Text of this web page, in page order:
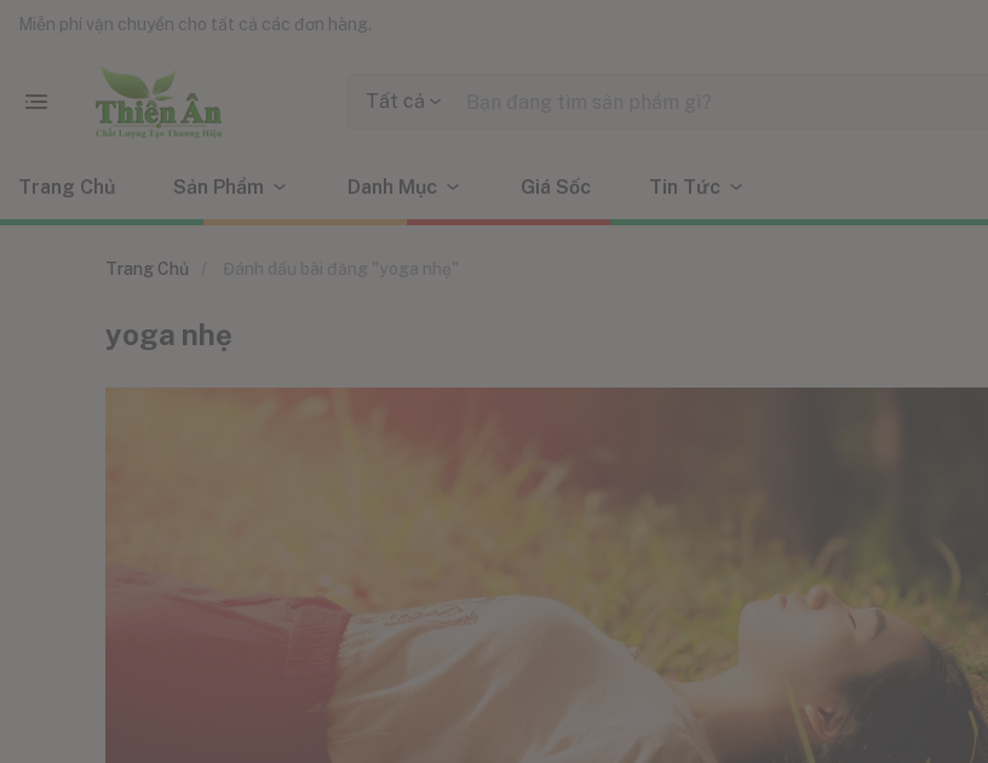
Miễn phí vận chuyển cho tất cả các đơn hàng.
Tất cả
Trang Chủ Sản Phẩm Danh Mục Giá Sốc Tin Tức
Trang Chủ
yoga nhẹ